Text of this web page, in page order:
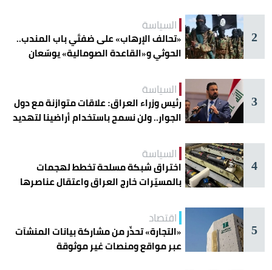
2
السياسة
«تحالف الإرهاب» على ضفتَي باب المندب..
الحوثي و«القاعدة الصومالية» يوسّعان
3
السياسة
رئيس وزراء العراق: علاقات متوازنة مع دول
الجوار.. ولن نسمح باستخدام أراضينا لتهديد
4
السياسة
اختراق شبكة مسلحة تخطط لهجمات
بالمسيّرات خارج العراق واعتقال عناصرها
5
اقتصاد
«التجارة» تحذّر من مشاركة بيانات المنشآت
عبر مواقع ومنصات غير موثوقة